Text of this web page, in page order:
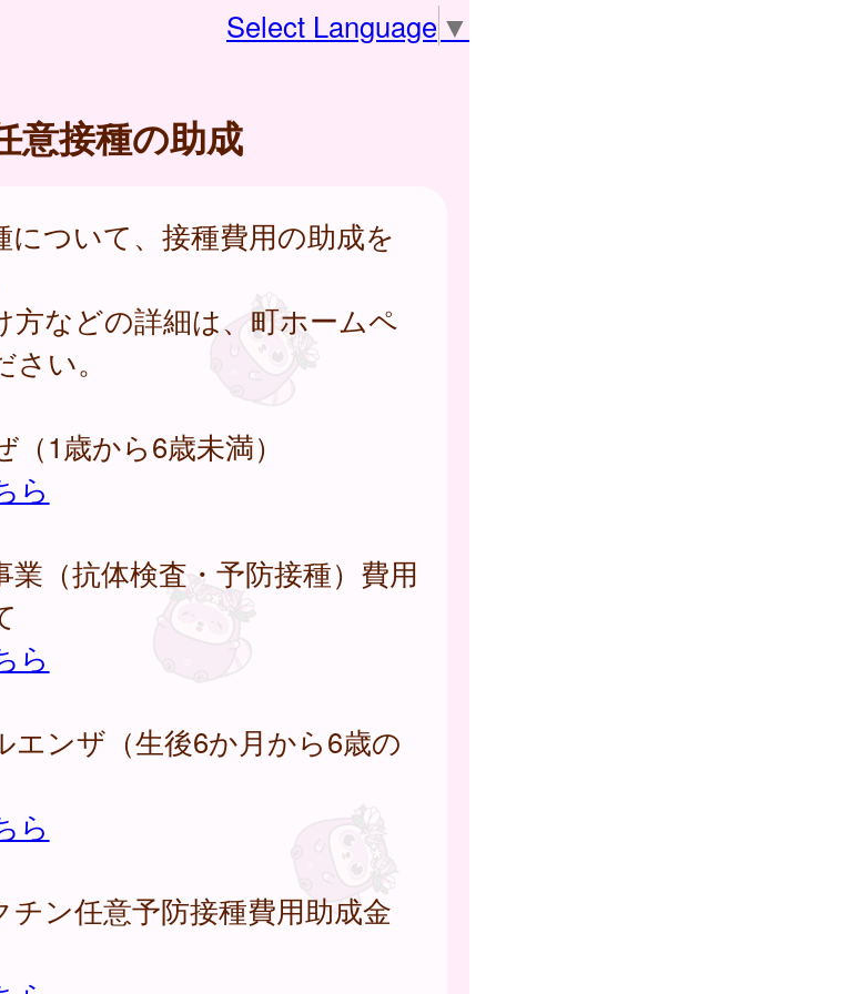
Select Language ▼
意接種の助成
について、接種費用の助成を
方などの詳細は、町ホームペ
い。
（1歳から6歳未満）
ら
業（抗体検査・予防接種）費用
ら
エンザ（生後6か月から6歳の
ら
チン任意予防接種費用助成金